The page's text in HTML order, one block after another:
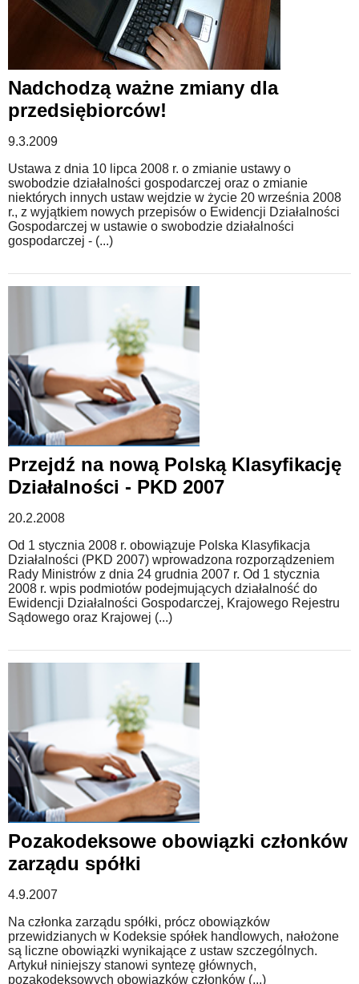
Nadchodzą ważne zmiany dla
przedsiębiorców!
9.3.2009
Ustawa z dnia 10 lipca 2008 r. o zmianie ustawy o
swobodzie działalności gospodarczej oraz o zmianie
niektórych innych ustaw wejdzie w życie 20 września 2008
r., z wyjątkiem nowych przepisów o Ewidencji Działalności
Gospodarczej w ustawie o swobodzie działalności
gospodarczej - (...)
Przejdź na nową Polską Klasyfikację
Działalności - PKD 2007
20.2.2008
Od 1 stycznia 2008 r. obowiązuje Polska Klasyfikacja
Działalności (PKD 2007) wprowadzona rozporządzeniem
Rady Ministrów z dnia 24 grudnia 2007 r. Od 1 stycznia
2008 r. wpis podmiotów podejmujących działalność do
Ewidencji Działalności Gospodarczej, Krajowego Rejestru
Sądowego oraz Krajowej (...)
Pozakodeksowe obowiązki członków
zarządu spółki
4.9.2007
Na członka zarządu spółki, prócz obowiązków
przewidzianych w Kodeksie spółek handlowych, nałożone
są liczne obowiązki wynikające z ustaw szczególnych.
Artykuł niniejszy stanowi syntezę głównych,
pozakodeksowych obowiązków członków (...)